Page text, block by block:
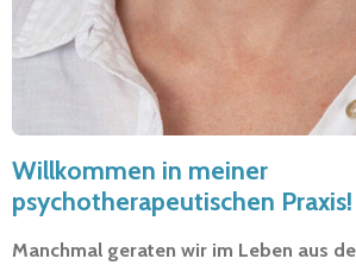
Willkommen in meiner
psychotherapeutischen Praxis!
Manchmal geraten wir im Leben aus